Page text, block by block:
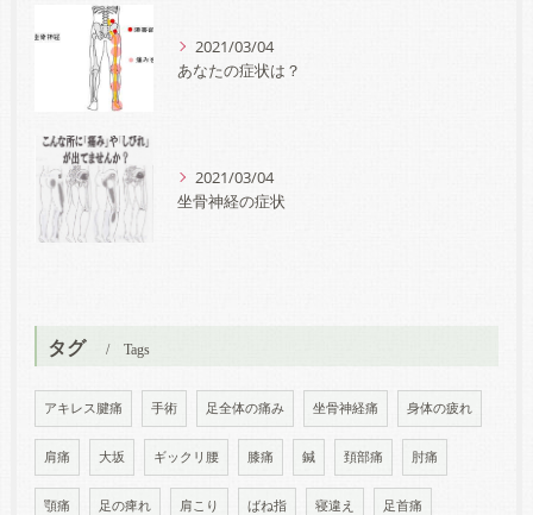
2021/03/04
あなたの症状は？
2021/03/04
坐骨神経の症状
タグ Tags
アキレス腱痛 手術 足全体の痛み 坐骨神経痛 身体の疲れ
肩痛 大坂 ギックリ腰 膝痛 鍼 頚部痛 肘痛
顎痛 足の痺れ 肩こり ばね指 寝違え 足首痛